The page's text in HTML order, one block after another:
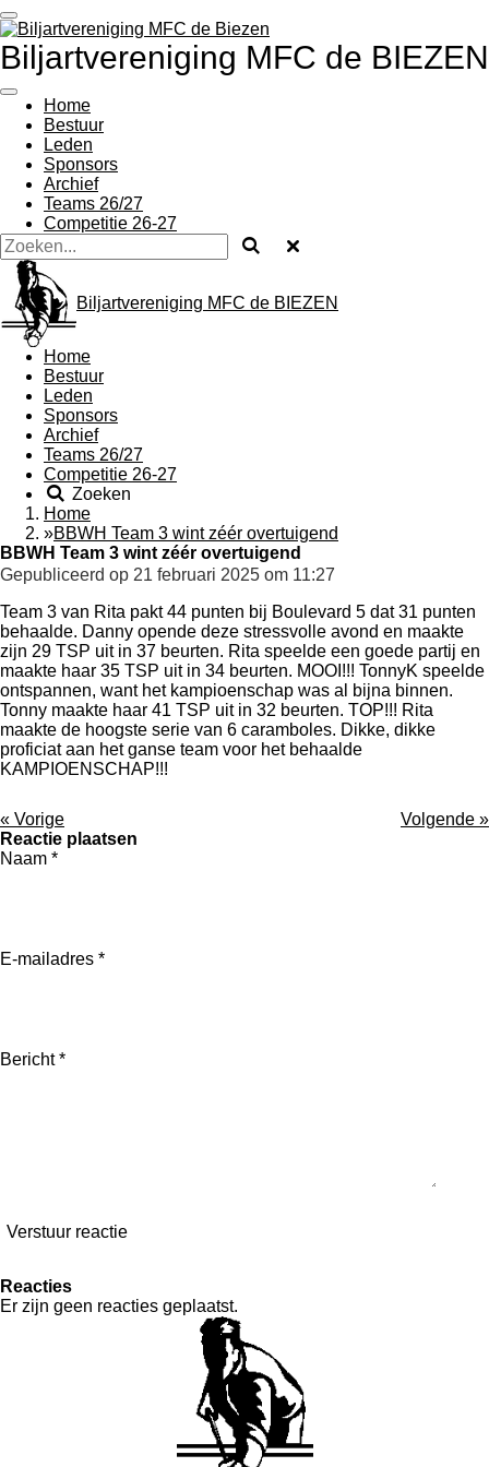
Ga
direct
naar
hoofdinhoud
Biljartvereniging MFC de BIEZEN
Home
Bestuur
Leden
Sponsors
Archief
Teams 26/27
Competitie 26-27
Biljartvereniging MFC de BIEZEN
Home
Bestuur
Leden
Sponsors
Archief
Teams 26/27
Competitie 26-27
Zoeken
Home
»BBWH Team 3 wint zéér overtuigend
BBWH Team 3 wint zéér overtuigend
Gepubliceerd op 21 februari 2025 om 11:27
Team 3 van Rita pakt 44 punten bij Boulevard 5 dat 31 punten
behaalde. Danny opende deze stressvolle avond en maakte
zijn 29 TSP uit in 37 beurten. Rita speelde een goede partij en
maakte haar 35 TSP uit in 34 beurten. MOOI!!! TonnyK speelde
ontspannen, want het kampioenschap was al bijna binnen.
Tonny maakte haar 41 TSP uit in 32 beurten. TOP!!! Rita
maakte de hoogste serie van 6 caramboles. Dikke, dikke
proficiat aan het ganse team voor het behaalde
KAMPIOENSCHAP!!!
« Vorige Volgende »
Reactie plaatsen
Naam *
E-mailadres *
Bericht *
Verstuur reactie
Reacties
Er zijn geen reacties geplaatst.